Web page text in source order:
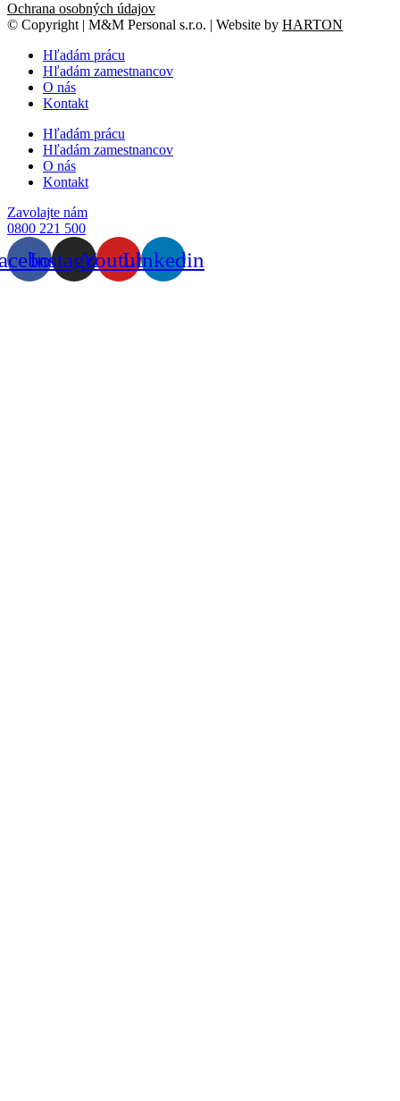
Ochrana osobných údajov
© Copyright | M&M Personal s.r.o. | Website by HARTON
Hľadám prácu
Hľadám zamestnancov
O nás
Kontakt
Hľadám prácu
Hľadám zamestnancov
O nás
Kontakt
Zavolajte nám
0800 221 500
InstagramYoutubeLinkedin